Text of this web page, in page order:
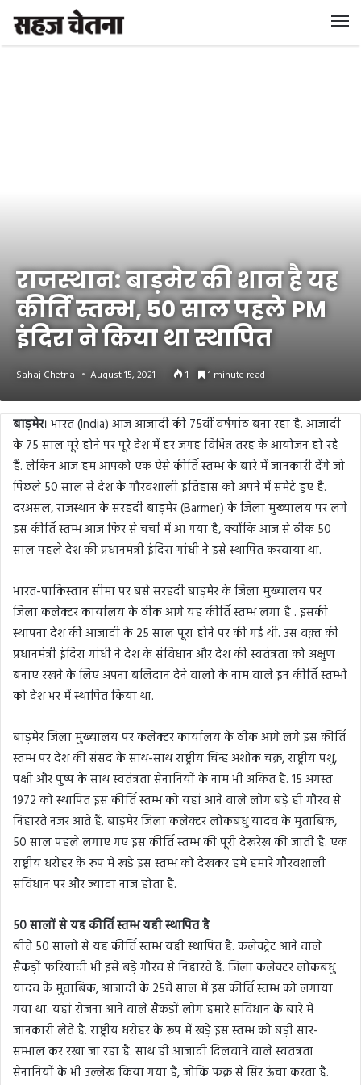
राजस्थान: बाड़मेर की शान है यह
कीर्ति स्तम्भ, 50 साल पहले PM
इंदिरा ने किया था स्थापित
Sahaj Chetna August 15, 2021 1 1 minute read
बाड़मेर। भारत (India) आज आजादी की 75वींं वर्षगांठ बना रहा है. आजादी
के 75 साल पूरे होने पर पूरे देश में हर जगह विभिन्न तरह के आयोजन हो रहे
हैं. लेकिन आज हम आपको एक ऐसे कीर्ति स्तम्भ के बारे में जानकारी देंगे जो
पिछले 50 साल से देश के गौरवशाली इतिहास को अपने में समेटे हुए है.
दरअसल, राजस्थान के सरहदी बाड़मेर (Barmer) के जिला मुख्यालय पर लगे
इस कीर्ति स्तम्भ आज फिर से चर्चा में आ गया है, क्योंकि आज से ठीक 50
साल पहले देश की प्रधानमंत्री इंदिरा गांधी ने इसे स्थापित करवाया था.
भारत-पाकिस्तान सीमा पर बसे सरहदी बाड़मेर के जिला मुख्यालय पर
जिला कलेक्टर कार्यालय के ठीक आगे यह कीर्ति स्तम्भ लगा है . इसकी
स्थापना देश की आजादी के 25 साल पूरा होने पर की गई थी. उस वक़्त की
प्रधानमंत्री इंदिरा गांधी ने देश के संविधान और देश की स्वतंत्रता को अक्षुण
बनाए रखने के लिए अपना बलिदान देने वालो के नाम वाले इन कीर्ति स्तम्भों
को देश भर में स्थापित किया था.
बाड़मेर जिला मुख्यालय पर कलेक्टर कार्यालय के ठीक आगे लगे इस कीर्ति
स्तम्भ पर देश की संसद के साथ-साथ राष्ट्रीय चिन्ह अशोक चक्र, राष्ट्रीय पशु,
पक्षी और पुष्प के साथ स्वतंत्रता सेनानियों के नाम भी अंकित हैं. 15 अगस्त
1972 को स्थापित इस कीर्ति स्तम्भ को यहां आने वाले लोग बड़े ही गौरव से
निहारते नजर आते हैं. बाड़मेर जिला कलेक्टर लोकबंधु यादव के मुताबिक,
50 साल पहले लगाए गए इस कीर्ति स्तम्भ की पूरी देखरेख की जाती है. एक
राष्ट्रीय धरोहर के रूप में खड़े इस स्तम्भ को देखकर हमे हमारे गौरवशाली
संविधान पर और ज्यादा नाज होता है.
50 सालों से यह कीर्ति स्तम्भ यही स्थापित है
बीते 50 सालों से यह कीर्ति स्तम्भ यही स्थापित है. कलेक्ट्रेट आने वाले
सैकड़ों फरियादी भी इसे बड़े गौरव से निहारते हैं. जिला कलेक्टर लोकबंधु
यादव के मुताबिक, आजादी के 25वें साल में इस कीर्ति स्तम्भ को लगाया
गया था. यहां रोजना आने वाले सैकड़ों लोग हमारे सविधान के बारे में
जानकारी लेते है. राष्ट्रीय धरोहर के रूप में खड़े इस स्तम्भ को बड़ी सार-
सम्भाल कर रखा जा रहा है. साथ ही आजादी दिलवाने वाले स्वतंत्रता
सेनानियों के भी उल्लेख किया गया है, जोकि फक्र से सिर ऊंचा करता है.